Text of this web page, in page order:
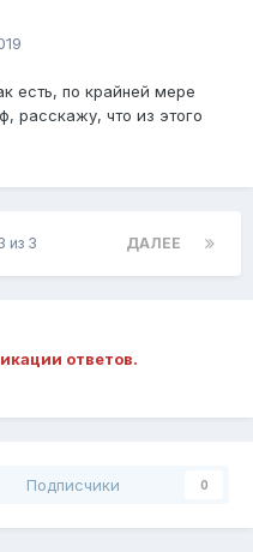
есть, по крайней мере
расскажу, что из этого
ДАЛЕЕ
из 3
ответов.
Подписчики 0